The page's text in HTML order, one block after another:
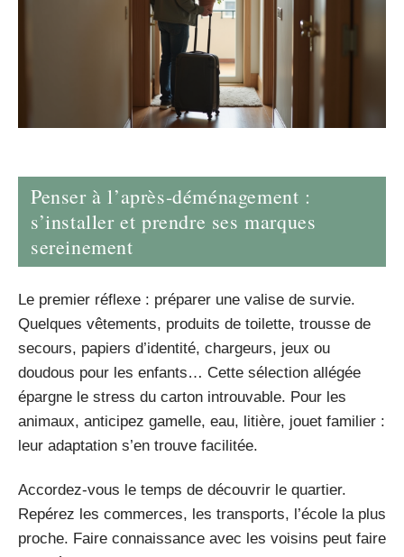
Penser à l’après-déménagement :
s’installer et prendre ses marques
sereinement
Le premier réflexe : préparer une valise de survie.
Quelques vêtements, produits de toilette, trousse de
secours, papiers d’identité, chargeurs, jeux ou
doudous pour les enfants… Cette sélection allégée
épargne le stress du carton introuvable. Pour les
animaux, anticipez gamelle, eau, litière, jouet familier :
leur adaptation s’en trouve facilitée.
Accordez-vous le temps de découvrir le quartier.
Repérez les commerces, les transports, l’école la plus
proche. Faire connaissance avec les voisins peut faire